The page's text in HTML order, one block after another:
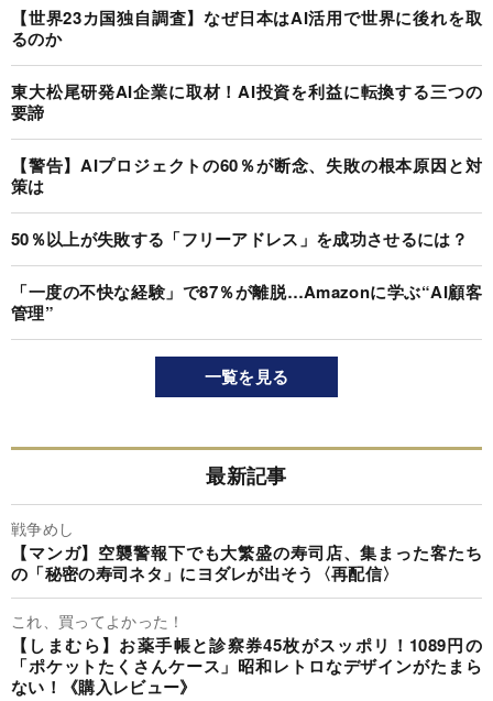
【世界23カ国独自調査】なぜ日本はAI活用で世界に後れを取
るのか
東大松尾研発AI企業に取材！AI投資を利益に転換する三つの
要諦
【警告】AIプロジェクトの60％が断念、失敗の根本原因と対
策は
50％以上が失敗する「フリーアドレス」を成功させるには？
「一度の不快な経験」で87％が離脱…Amazonに学ぶ“AI顧客
管理”
一覧を見る
最新記事
戦争めし
【マンガ】空襲警報下でも大繁盛の寿司店、集まった客たち
の「秘密の寿司ネタ」にヨダレが出そう〈再配信〉
これ、買ってよかった！
【しまむら】お薬手帳と診察券45枚がスッポリ！1089円の
「ポケットたくさんケース」昭和レトロなデザインがたまら
ない！《購入レビュー》